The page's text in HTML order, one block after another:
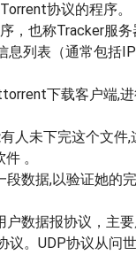
协议的程序。
，也称Tracker服
列表（通常包
下载客户端,
未下完这个文件
。
数据,以验证她
数据报协议，主
。UDP协议从问